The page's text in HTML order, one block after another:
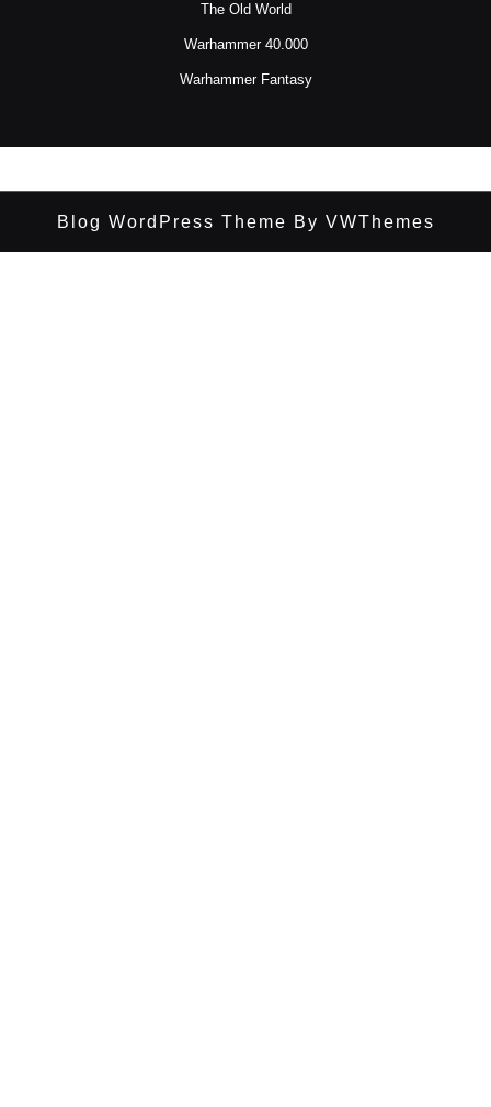
The Old World
Warhammer 40.000
Warhammer Fantasy
Blog WordPress Theme By VWThemes